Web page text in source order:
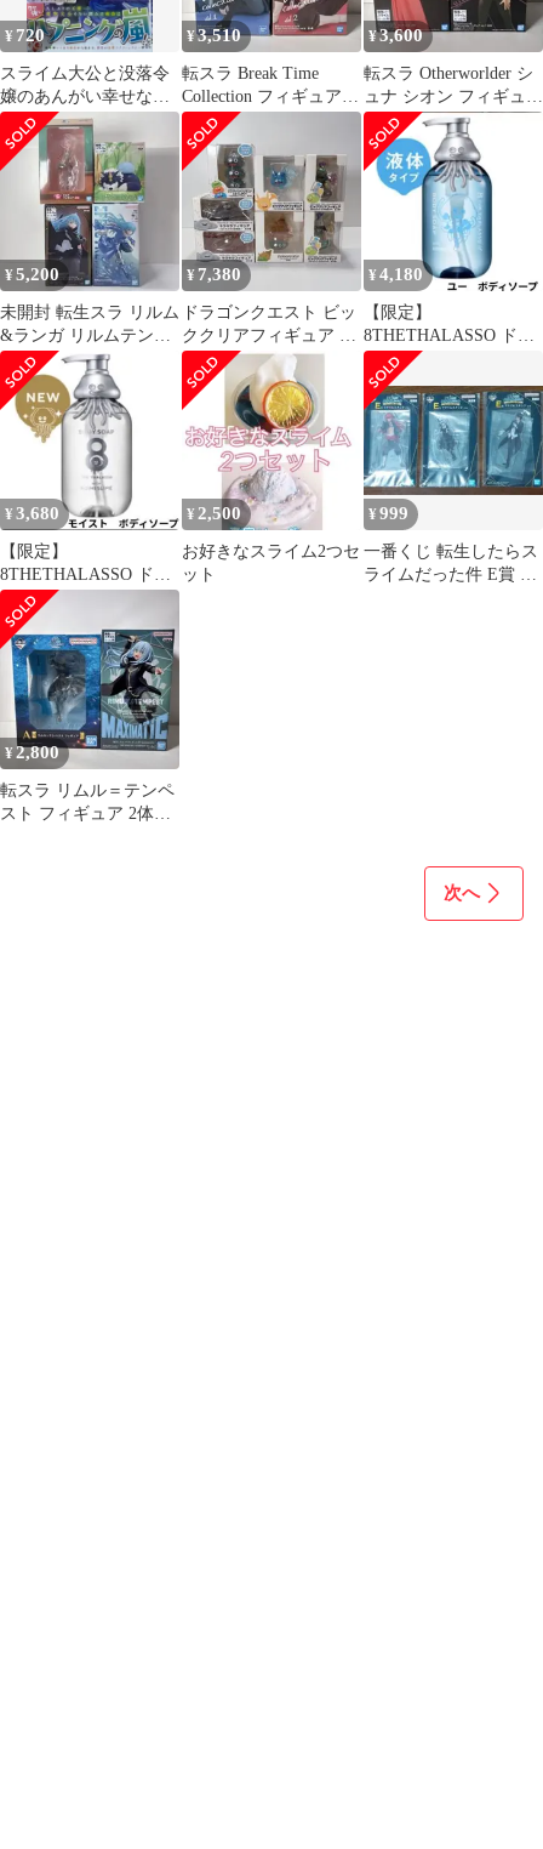
¥ 720
スライム大公と没落令
嬢のあんがい幸せな婚
約 ⑥
¥3,510
転スラ Break Time
Collection フィギュア2
体セット 未開封
¥3,600
転スラ Otherworlder シ
ュナ シオン フィギュア
2体セット 未開封
¥5,200
未開封 転生スラ リルム
&ランガ リルムテンペ
スト シュナ 一番くじ 4
体セット
¥7,380
ドラゴンクエスト ビッ
ククリアフィギュア ス
ライム メダルライダー
7点セット
¥ 4,180
【限定】
8THETHALASSO ドラ
クエ ボディーソープ
ユー ホイミスライム
¥ 3,680
【限定】
8THETHALASSO ドラ
クエ ボディーソープ ホ
イミスライム★
¥ 2,500
お好きなスライム2つセ
ット
¥999
一番くじ 転生したらス
ライムだった件 E賞 ア
¥2,800
転スラ リムル＝テンペ
スト フィギュア 2体セ
次へ